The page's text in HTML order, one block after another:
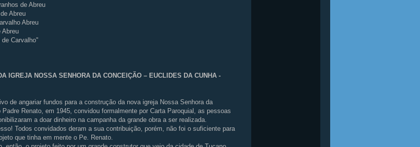
de Abreu
Abreu
Abreu
Abreu
de Carvalho"
IGREJA NOSSA SENHORA DA CONCEIÇÃO – EUCLIDES DA CUNHA -
de angariar fundos para a construção da nova igreja Nossa Senhora da
Padre Renato, em 1945, convidou formalmente por Carta Paroquial, as pessoas
a doar dinheiro na campanha da grande obra a ser realizada.
Todos convidados deram a sua contribuição, porém, não foi o suficiente para
que tinha em mente o Pe. Renato.